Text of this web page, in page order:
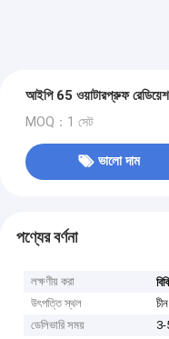
আইপি 65 ওয়াটারপ্রুফ
MOQ：1 সেট
ভালো দাম
পণ্যের বর্ণনা
লক্ষণীয় করা
উৎপত্তি স্থল
চীন
ডেলিভারি সময়
3-